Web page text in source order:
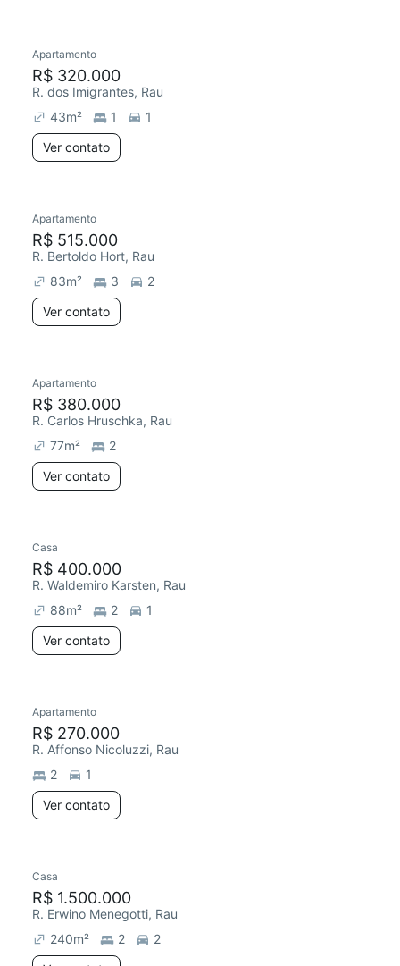
Apartamento
R$ 320.000
R. dos Imigrantes, Rau
43m² 1
1
Ver contato
Apartamento
R$ 515.000
R. Bertoldo Hort, Rau
83m² 3
2
Ver contato
Apartamento
R$ 380.000
R. Carlos Hruschka, Rau
77m²
2
Ver contato
Casa
R$ 400.000
R. Waldemiro Karsten, Rau
88m² 2
1
Ver contato
Apartamento
R$ 270.000
R. Affonso Nicoluzzi, Rau
2
1
Ver contato
Casa
R$ 1.500.000
R. Erwino Menegotti, Rau
240m² 2
2